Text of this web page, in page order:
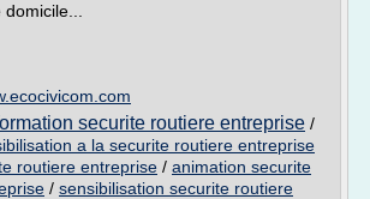
securite routiere entreprise /
a la securite routiere entreprise
routiere entreprise / animation securite
/ sensibilisation securite routiere